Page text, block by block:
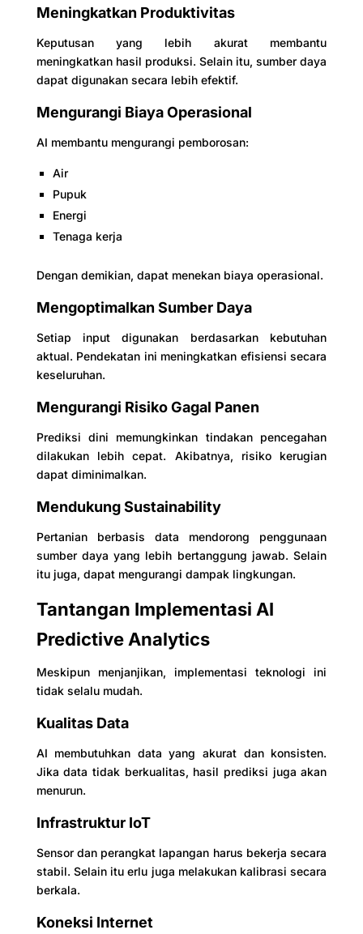
Meningkatkan Produktivitas
Keputusan yang lebih akurat membantu
meningkatkan hasil produksi. Selain itu, sumber daya
dapat digunakan secara lebih efektif.
Mengurangi Biaya Operasional
AI membantu mengurangi pemborosan:
Air
Pupuk
Energi
Tenaga kerja
Dengan demikian, dapat menekan biaya operasional.
Mengoptimalkan Sumber Daya
Setiap input digunakan berdasarkan kebutuhan
aktual. Pendekatan ini meningkatkan efisiensi secara
keseluruhan.
Mengurangi Risiko Gagal Panen
Prediksi dini memungkinkan tindakan pencegahan
dilakukan lebih cepat. Akibatnya, risiko kerugian
dapat diminimalkan.
Mendukung Sustainability
Pertanian berbasis data mendorong penggunaan
sumber daya yang lebih bertanggung jawab. Selain
itu juga, dapat mengurangi dampak lingkungan.
Tantangan Implementasi AI
Predictive Analytics
Meskipun menjanjikan, implementasi teknologi ini
tidak selalu mudah.
Kualitas Data
AI membutuhkan data yang akurat dan konsisten.
Jika data tidak berkualitas, hasil prediksi juga akan
menurun.
Infrastruktur IoT
Sensor dan perangkat lapangan harus bekerja secara
stabil. Selain itu erlu juga melakukan kalibrasi secara
berkala.
Koneksi Internet